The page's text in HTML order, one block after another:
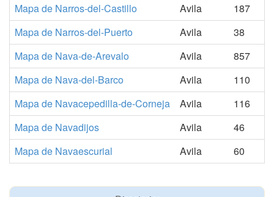
Mapa de Narros-del-Castillo
Avila
187
Mapa de Narros-del-Puerto
Avila
38
Mapa de Nava-de-Arevalo
Avila
857
Mapa de Nava-del-Barco
Avila
110
Mapa de Navacepedilla-de-Corneja
Avila
116
Mapa de Navadijos
Avila
46
Mapa de Navaescurial
Avila 60